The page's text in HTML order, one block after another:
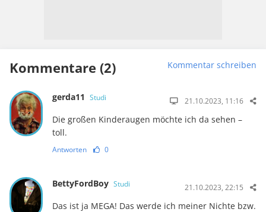
Kommentare (2) Kommentar schreiben
gerda11 Studi 21.10.2023, 11:16
Die großen Kinderaugen möchte ich da sehen –
toll.
Antworten 0
BettyFordBoy Studi 21.10.2023, 22:15
Das ist ja MEGA! Das werde ich meiner Nichte bzw.